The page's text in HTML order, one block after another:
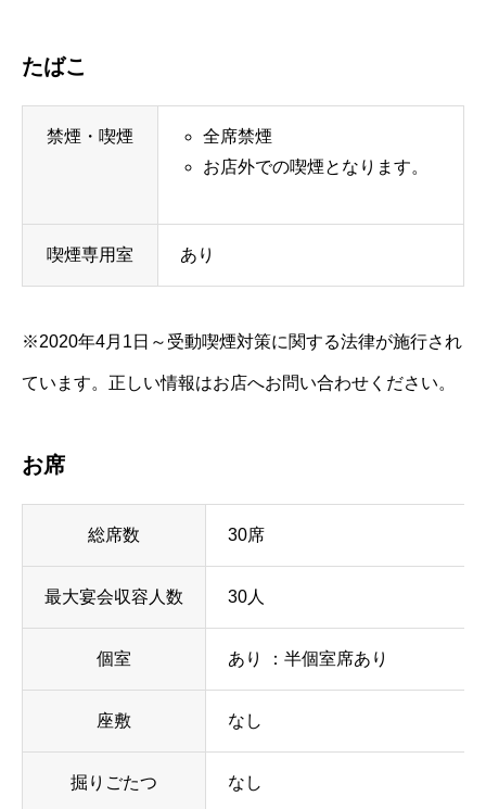
たばこ
禁煙・喫煙
全席禁煙
お店外での喫煙となります。
喫煙専用室 あり
※2020年4月1日～受動喫煙対策に関する法律が施行され
ています。正しい情報はお店へお問い合わせください。
お席
総席数 30席
最大宴会収容人数 30人
個室 あり ：半個室席あり
座敷 なし
掘りごたつ なし